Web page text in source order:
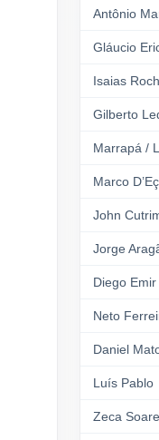
Antônio
Gláucio
Isaias
Gilberto
Marrapá /
Marco
John
Jorge
Diego Emir
Neto
Daniel
Luís Pablo
Zeca